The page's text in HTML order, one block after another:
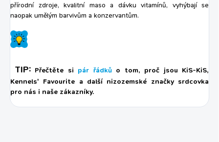
přírodní zdroje, kvalitní maso a dávku vitamínů, vyhýbají se
naopak umělým barvivům a konzervantům.
TIP:Přečtěte si pár řádkůo tom, proč jsou KiS-KiS,
Kennels' Favourite a další nizozemské značky srdcovka
pro nás i naše zákazníky.